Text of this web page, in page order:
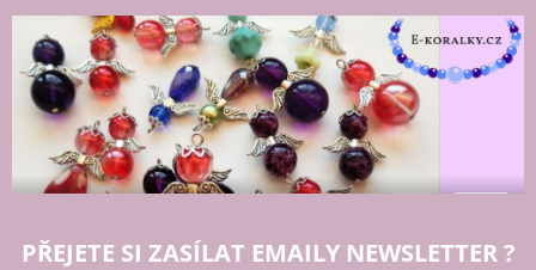
PŘEJETE SI ZASÍLAT EMAILY NEWSLETTER ?